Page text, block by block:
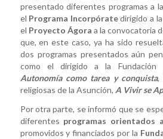
presentado diferentes programas a
el Programa Incorpóratedirigido a la
el Proyecto Ágora a la convocatoria
que, en este caso, ya ha sido
dos programas presentados aún
como el dirigido a la Fundación
Autonomía como tarea y conquista,
religiosas de la Asunción, A Vivir se
Por otra parte, se informó que se
diferentes programas orientados
promovidos y financiados por la